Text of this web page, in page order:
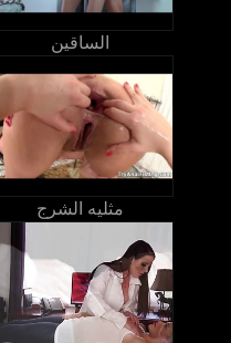
الساقين
مثليه الشرج